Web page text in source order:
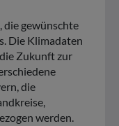
die gewünschte
Die Klimadaten
Zukunft zur
die
werden.